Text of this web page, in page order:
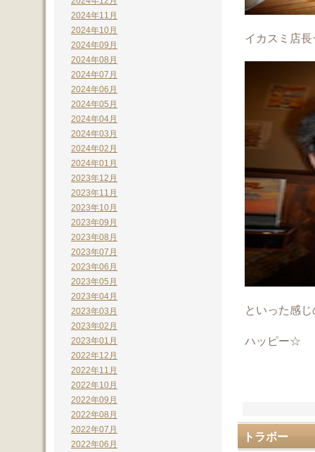
イカスミ店
といった感
ハッピー☆
トラボー
2024年11月
2024年10月
2024年09月
2024年08月
2024年07月
2024年06月
2024年05月
2024年04月
2024年03月
2024年02月
2024年01月
2023年12月
2023年11月
2023年10月
2023年09月
2023年08月
2023年07月
2023年06月
2023年05月
2023年04月
2023年03月
2023年02月
2023年01月
2022年12月
2022年11月
2022年10月
2022年09月
2022年08月
2022年07月
2022年06月